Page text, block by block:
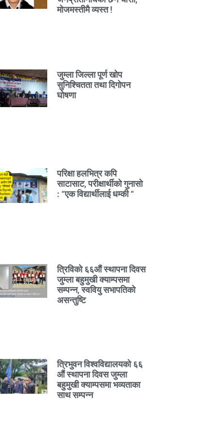
मोजमस्तीमै व्यस्त !
जुम्ला जिल्ला पूर्ण खोप
सुनिश्चितता तथा दिगोपन
घोषणा
परिक्षा हलभित्र कपि
साटासाट, परीक्षार्थीको गुनासो
: “एक विद्यार्थीलाई धम्की “
त्रिविको ६६औं स्थापना दिवस
जुम्ला बहुमुखी क्याम्पसमा
सम्पन्न, स्ववियु सभापतिको
असन्तुष्टि
त्रिभुवन विश्वविद्यालयको ६६
औं स्थापना दिवस जुम्ला
बहुमुखी क्याम्पसमा भव्यताका
साथ सम्पन्न